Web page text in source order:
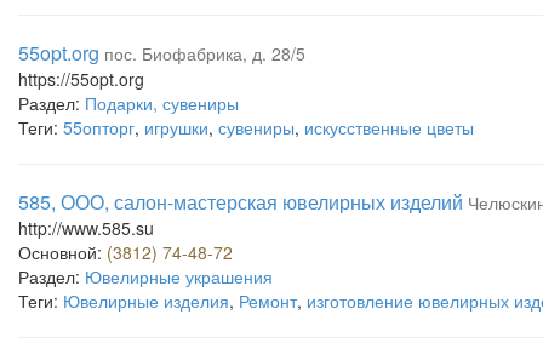
55opt.org пос. Биофабрика, д. 28/5
https://55opt.org
Раздел: Подарки, сувениры
Теги: 55опторг, игрушки, сувениры, искусственные цветы
585, ООО, салон-мастерская ювелирных изделий
http://www.585.su
Основной: (3812) 74-48-72
Раздел: Ювелирные украшения
Теги: Ювелирные изделия, Ремонт, изготовление ювелирных